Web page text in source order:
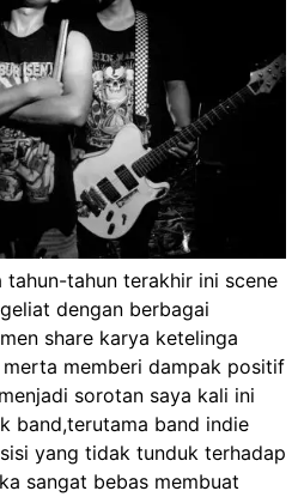
tahun terakhir ini scene
dengan berbagai
share karya ketelinga
memberi dampak positif
sorotan saya kali ini
band,terutama band indie
yang tidak tunduk terhadap
sangat bebas membuat